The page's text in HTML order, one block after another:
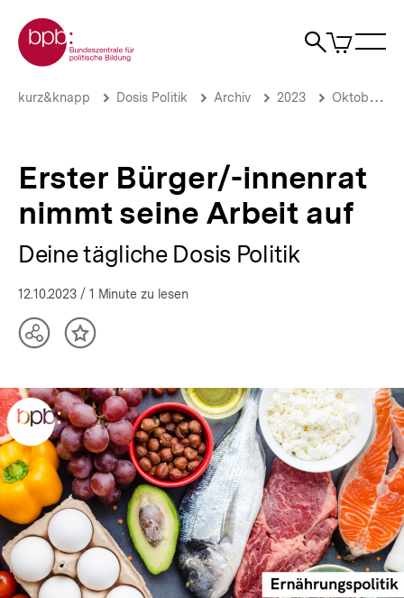
zum
Seiteninhalt
springen
Zur Startseite der bpb
Suche
Artikel
im
Erster
seine
Arbeit
tägliche
Politik
bpb.de
Brotkrümelnavigation
Pfadnavigation
kurz&knapp Dosis Politik Archiv 2023 Oktober 2023
Erster Bürger/-innenrat
nimmt seine Arbeit auf
Deine tägliche Dosis Politik
12.10.2023 / 1 Minute zu lesen
TeilenInhalt